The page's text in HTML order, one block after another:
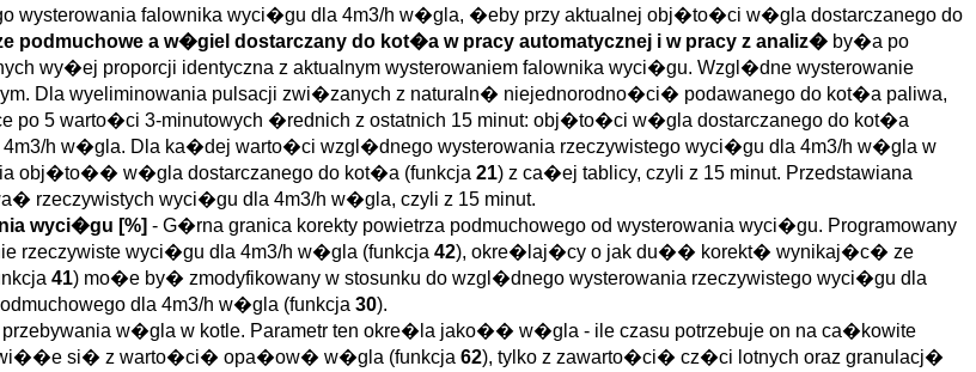
falownika wyci�gu dla 4m3/h w�gla, �eby przy aktualnej obj�to�ci w�gla dostarczanego do
podmuchowe a w�giel dostarczany do kot�a w pracy automatycznej i w pracy z analiz� by�a po
wy�ej proporcji identyczna z aktualnym wysterowaniem falownika wyci�gu. Wzgl�dne wysterowanie
Dla wyeliminowania pulsacji zwi�zanych z naturaln� niejednorodno�ci� podawanego do kot�a paliwa,
po 5 warto�ci 3-minutowych �rednich z ostatnich 15 minut: obj�to�ci w�gla dostarczanego do kot�a
h w�gla. Dla ka�dej warto�ci wzgl�dnego wysterowania rzeczywistego wyci�gu dla 4m3/h w�gla w
obj�to�� w�gla dostarczanego do kot�a (funkcja 21) z ca�ej tablicy, czyli z 15 minut. Przedstawiana
rzeczywistych wyci�gu dla 4m3/h w�gla, czyli z 15 minut.
wyci�gu [%] - G�rna granica korekty powietrza podmuchowego od wysterowania wyci�gu. Programowany
rzeczywiste wyci�gu dla 4m3/h w�gla (funkcja 42), okre�laj�cy o jak du�� korekt� wynikaj�c� ze
41) mo�e by� zmodyfikowany w stosunku do wzgl�dnego wysterowania rzeczywistego wyci�gu dla
dla 4m3/h w�gla (funkcja 30).
przebywania w�gla w kotle. Parametr ten okre�la jako�� w�gla - ile czasu potrzebuje on na ca�kowite
wi��e si� z warto�ci� opa�ow� w�gla (funkcja 62), tylko z zawarto�ci� cz�ci lotnych oraz granulacj�